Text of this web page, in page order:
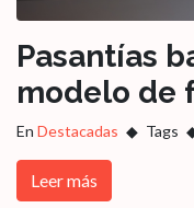
Pasantías
modelo de
En Destacadas Tags
Leer más